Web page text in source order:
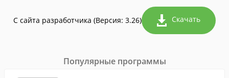
С сайта разработчика (Версия: 3.26) Скачать
Популярные программы